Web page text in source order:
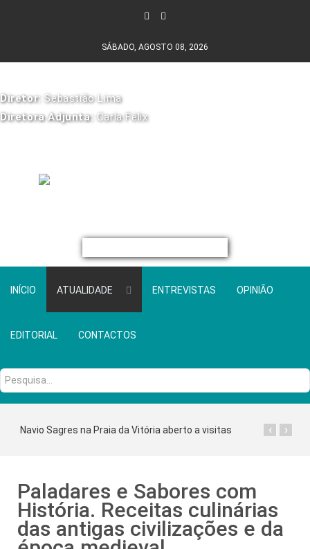
SÁBADO, AGOSTO 08, 2026
Diretor: Sebastião Lima
Diretora Adjunta: Carla Félix
INÍCIO ATUALIDADE ENTREVISTAS OPINIÃO
EDITORIAL CONTACTOS
Pesquisa...
Navio Sagres na Praia da Vitória aberto a visitas ›
‹
Paladares e Sabores com
História. Receitas culinárias
das antigas civilizações e da